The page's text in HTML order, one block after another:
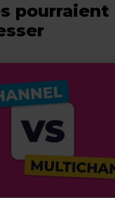
pourraient